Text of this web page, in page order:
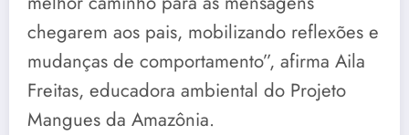
chegarem aos pais, mobilizando reflexões e
mudanças de comportamento”, afirma Aila
Freitas, educadora ambiental do Projeto
Mangues da Amazônia.